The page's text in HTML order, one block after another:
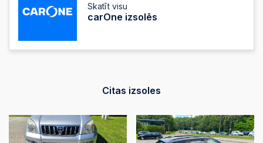
Skatīt visu
carOne izsolēs
Citas izsoles